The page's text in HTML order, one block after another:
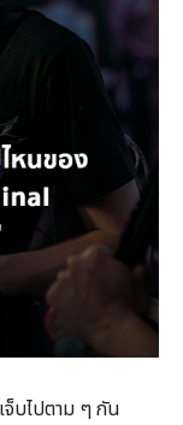
จ็บไปตาม ๆ กัน